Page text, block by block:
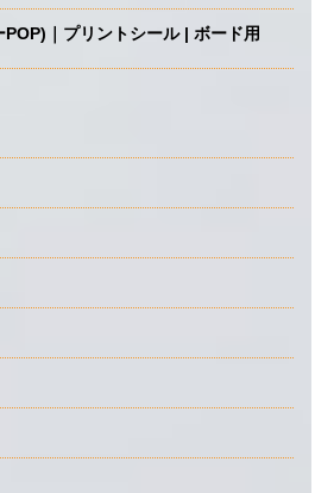
｜プリントシール | ボード用